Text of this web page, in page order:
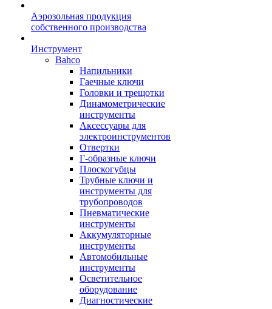
Аэрозольная продукция
собственного производства
Инструмент
Bahco
Напильники
Гаечные ключи
Головки и трещотки
Динамометрические
инструменты
Аксессуары для
электроинструментов
Отвертки
Г-образные ключи
Плоскогубцы
Трубные ключи и
инструменты для
трубопроводов
Пневматические
инструменты
Аккумуляторные
инструменты
Автомобильные
инструменты
Осветительное
оборудование
Диагностические